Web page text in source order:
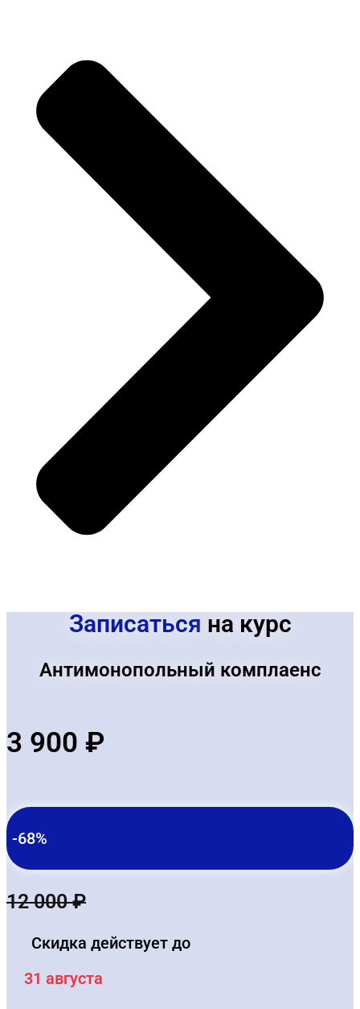
Записаться на курс
Антимонопольный комплаенс
3 900 ₽
-68%
12 000₽
Скидка действует до
31 августа